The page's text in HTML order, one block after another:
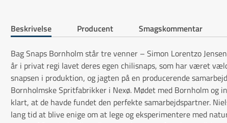
Beskrivelse Producent Smagskommentar
Bag Snaps Bornholm står tre venner – Simon Lorentzo
år i privat regi lavet deres egen chilisnaps, som har været
snapsen i produktion, og jagten på en producerende
Bornholmske Spritfabrikker i Nexø. Mødet med Bornholm og
klart, at de havde fundet den perfekte samarbejdspartner.
lang tid at blive enige om at lege og eksperimentere med